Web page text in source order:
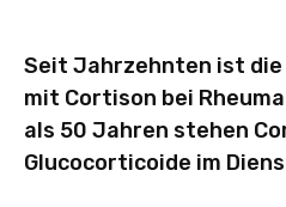
Seit Jahrzehnten ist die
mit Cortison bei
als 50 Jahren stehen
Glucocorticoide im